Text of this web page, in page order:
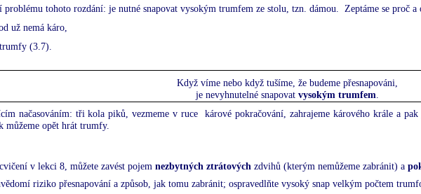
tohoto rozdání: je nutné snapovat vysokým trumfem ze stolu, tzn. dámou.
Zeptáme se proč
už nemá káro,
(3.7).
Když víme nebo když tušíme, že budeme přesnapováni,
je nevyhnutelné snapovat vysokým trumfem
načasováním: tři kola piků, vezmeme v ruce
kárové pokračování, zahrajeme kárového krále a
můžeme opět hrát trumfy.
v lekci 8, můžete zavést pojemnezbytných ztrátovýchzdvihů (kterým nemůžeme zabránit) a
riziko přesnapování a způsob, jak tomu zabránit; ospravedlňte vysoký snap velkým počtem